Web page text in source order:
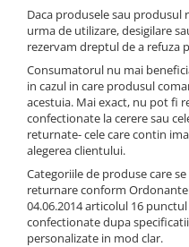
Panouri Decorative Exotice
Panouri Decorative
Oglinzi Decorative
Oglinda Perete (Diverse
Oglinda Suspendata + Curea
Daca produsele sau
urma de utilizare, desigilare
rezervam dreptul de a refuza
Consumatorul nu mai
in cazul in care produsul
acestuia. Mai exact, nu pot fi
confectionate la cerere sau
returnate- cele care contin
alegerea clientului.
Categoriile de produse care
returnare conform
04.06.2014 articolul 16
confectionate dupa
personalizate in mod clar.